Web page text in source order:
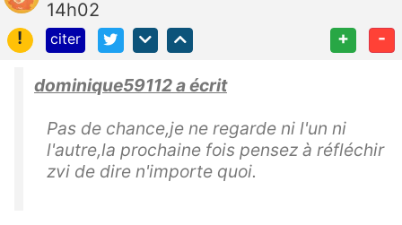
14h02
!
citer + -
dominique59112 a écrit
Pas de chance,je ne regarde ni l'un ni
l'autre,la prochaine fois pensez à réfléchir
zvi de dire n'importe quoi.